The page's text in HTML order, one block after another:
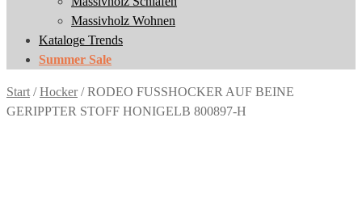
Massivholz Wohnen
Kataloge Trends
Summer Sale
Start /Hocker/RODEO FUSSHOCKER AUF BEINE
GERIPPTER STOFF HONIGELB 800897-H